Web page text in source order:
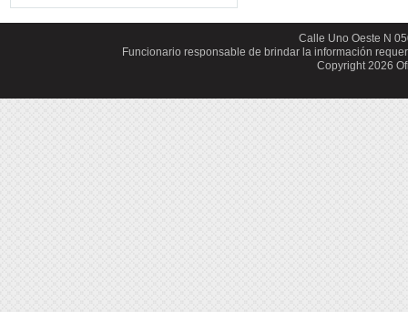
Calle Uno Oeste N
Funcionario responsable de brindar la información
Copyright 2026